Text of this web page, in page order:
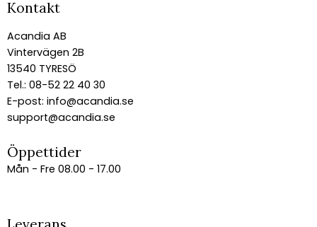
Kontakt
Acandia AB
Vintervägen 2B
13540 TYRESÖ
Tel.: 08-52 22 40 30
E-post: info@acandia.se
support@acandia.se
Öppettider
Mån - Fre 08.00 - 17.00